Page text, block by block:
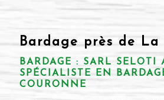
Bardage près de La
BARDAGE : SARL SELOTI
SPÉCIALISTE EN
COURONNE